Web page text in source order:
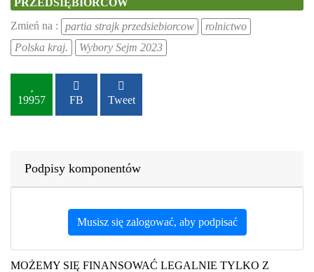
PRZEDSIĘBIORCÓW
Zmień na :
partia strajk przedsiebiorcow
rolnictwo
Polska kraj.
Wybory Sejm 2023
19957 FB Tweet
Podpisy komponentów
Musisz się zalogować, aby podpisać
MOŻEMY SIĘ FINANSOWAĆ LEGALNIE TYLKO Z